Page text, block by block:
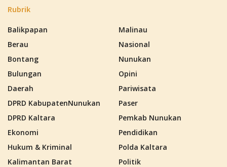
Rubrik
Balikpapan
Berau
Bontang
Bulungan
Daerah
DPRD KabupatenNunukan
DPRD Kaltara
Ekonomi
Hukum & Kriminal
Kalimantan Barat
Malinau
Nasional
Nunukan
Opini
Pariwisata
Paser
Pemkab Nunukan
Pendidikan
Polda Kaltara
Politik